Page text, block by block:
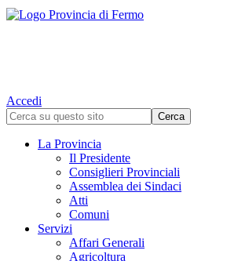
Accedi
La Provincia
Il Presidente
Consiglieri Provinciali
Assemblea dei Sindaci
Atti
Comuni
Servizi
Affari Generali
Agricoltura